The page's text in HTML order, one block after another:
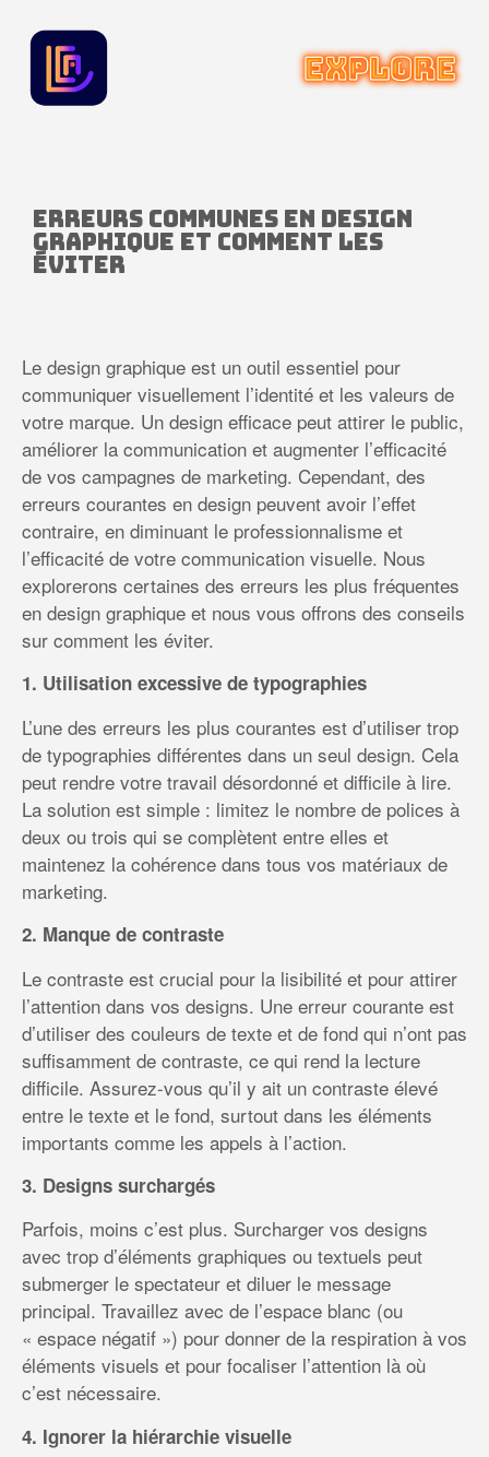
Erreurs communes en design
graphique et comment les
éviter
Le design graphique est un outil essentiel pour
communiquer visuellement l’identité et les valeurs de
votre marque. Un design efficace peut attirer le public,
améliorer la communication et augmenter l’efficacité
de vos campagnes de marketing. Cependant, des
erreurs courantes en design peuvent avoir l’effet
contraire, en diminuant le professionnalisme et
l’efficacité de votre communication visuelle. Nous
explorerons certaines des erreurs les plus fréquentes
en design graphique et nous vous offrons des conseils
sur comment les éviter.
1. Utilisation excessive de typographies
L’une des erreurs les plus courantes est d’utiliser trop
de typographies différentes dans un seul design. Cela
peut rendre votre travail désordonné et difficile à lire.
La solution est simple : limitez le nombre de polices à
deux ou trois qui se complètent entre elles et
maintenez la cohérence dans tous vos matériaux de
marketing.
2. Manque de contraste
Le contraste est crucial pour la lisibilité et pour attirer
l’attention dans vos designs. Une erreur courante est
d’utiliser des couleurs de texte et de fond qui n’ont pas
suffisamment de contraste, ce qui rend la lecture
difficile. Assurez-vous qu’il y ait un contraste élevé
entre le texte et le fond, surtout dans les éléments
importants comme les appels à l’action.
3. Designs surchargés
Parfois, moins c’est plus. Surcharger vos designs
avec trop d’éléments graphiques ou textuels peut
submerger le spectateur et diluer le message
principal. Travaillez avec de l’espace blanc (ou
« espace négatif ») pour donner de la respiration à vos
éléments visuels et pour focaliser l’attention là où
c’est nécessaire.
4. Ignorer la hiérarchie visuelle